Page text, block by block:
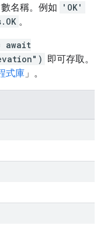
名稱。例如
'OK'
。
await
即可存取。
式庫 」。